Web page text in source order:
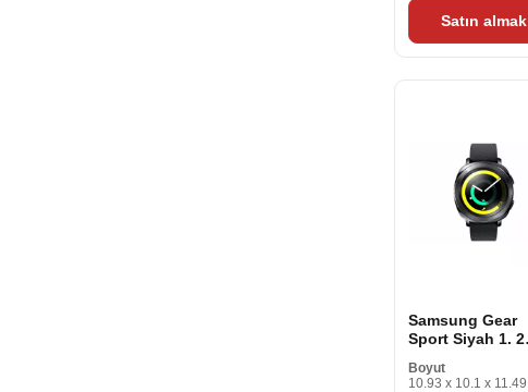
Satın almak
Samsung Gear
Sport Siyah 1. 2
C)
Boyut
10.93 x 10.1 x 11.49